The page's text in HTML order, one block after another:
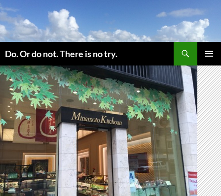
コ
ン
テ
ン
ツ
へ
ス
Do. Or do not. There is no try.
索
メインメ
ニュー